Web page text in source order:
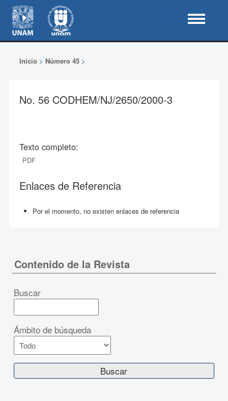
Inicio> Número 45>
No. 56 CODHEM/NJ/2650/2000-3
Texto completo:
PDF
Enlaces de Referencia
Por el momento, no existen enlaces de referencia
Contenido de la Revista
Buscar
Ámbito de búsqueda